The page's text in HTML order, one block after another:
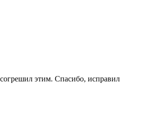
этим. Спасибо, исправил